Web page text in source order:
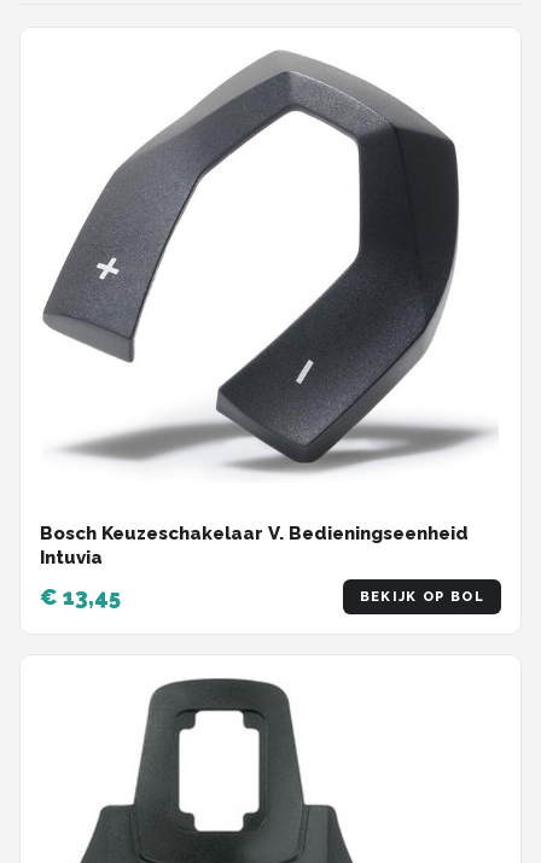
Bosch Keuzeschakelaar V. Bedieningseenheid
Intuvia
€ 13,45 BEKIJK OP BOL